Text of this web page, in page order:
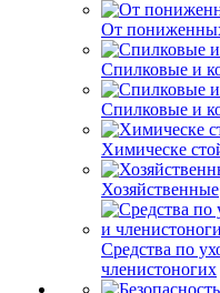
От
Спилковые и
Спилковые и
Химическе
Хозяйственные
Средства по
членистоногих